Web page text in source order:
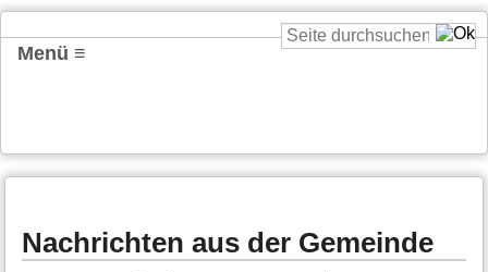
Menü ≡
Nachrichten aus der Gemeinde